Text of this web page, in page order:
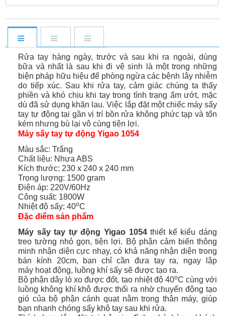
Rửa tay hàng ngày, trước và sau khi ra ngoài, dùng
bữa và nhất là sau khi đi vệ sinh là một trong những
biện pháp hữu hiệu để phòng ngừa các bệnh lây nhiễm
do tiếp xúc. Sau khi rửa tay, cảm giác chúng ta thấy
phiền và khó chịu khi tay trong tình trạng ẩm ướt, mặc
dù đã sử dụng khăn lau. Việc lắp đặt một chiếc máy sấy
tay tự động tại gần vị trí bồn rửa không phức tạp và tốn
kém nhưng bù lại vô cùng tiện lợi.
Máy sấy tay tự động Yigao 1054
Màu sắc: Trắng
Chất liệu: Nhựa ABS
Kích thước: 230 x 240 x 240 mm
Trọng lượng: 1500 gram
Điện áp: 220V/60Hz
Công suất: 1800W
Nhiệt độ sấy: 40oC
Đặc điểm sản phẩm
Máy sấy tay tự động Yigao 1054thiết kế kiểu dáng
treo tường nhỏ gọn, tiện lợi. Bộ phận cảm biến thông
minh nhận diện cực nhạy, có khả năng nhận diện trong
bán kính 20cm, bạn chỉ cần đưa tay ra, ngay lập
máy hoạt động, luồng khí sấy sẽ được tạo ra.
Bộ phận dây lò xo được đốt, tạo nhiệt độ 40oC cùng với
luồng không khí khô được thổi ra nhờ chuyển động tạo
gió của bộ phận cánh quạt nằm trong thân máy, giúp
bạn nhanh chóng sấy khô tay sau khi rửa.